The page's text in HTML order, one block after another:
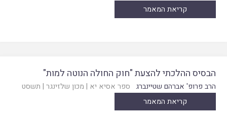
קריאת המאמר
הבסיס ההלכתי להצעת "חוק החולה הנוטה למות"
הרב פרופ' אברהם שטיינברג ספר אסיא יא | מכון שלזינגר | תשסט
קריאת המאמר